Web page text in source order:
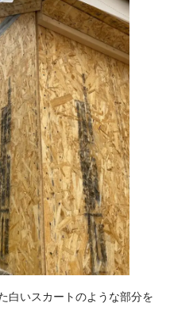
白いスカートのような部分を